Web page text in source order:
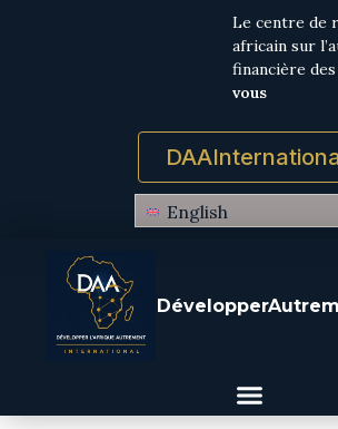
Le centre de
africain sur
financière
vous
English